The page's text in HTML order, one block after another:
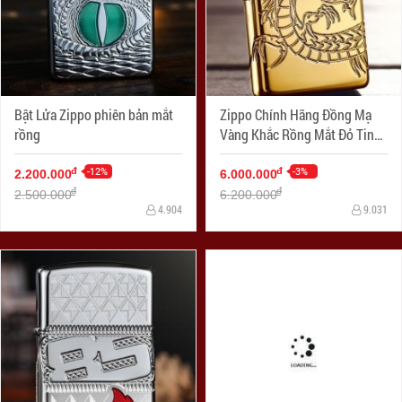
Bật Lửa Zippo phiên bản mắt
rồng
2.200.000đ -12%
2.500.000đ
4.904
Zippo Chính Hãng Đồng Mạ
Vàng Khắc Rồng Mắt Đỏ Tinh
Xảo Vỏ Dày Armor
6.000.000đ -3%
6.200.000đ
9.031